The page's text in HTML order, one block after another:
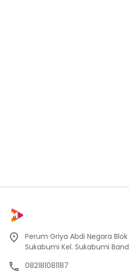
Perum Griya Abdi Negara Blok
Sukabumi Kel. Sukabumi
082181081187